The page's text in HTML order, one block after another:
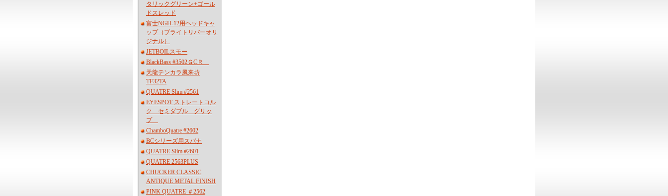
タリックグリーン+ゴール
ドスレッド
富士NGH-12用ヘッドキャ
ップ（ブライトリバーオリ
ジナル）
JETBOILスモー
BlackBass #3502ＧCＲ
天龍テンカラ風来坊
TF32TA
QUATRE Slim #2561
EYESPOT ストレートコル
ク セミダブル グリッ
プ
ChamboQuatre #2602
BCシリーズ用スパナ
QUATRE Slim #2601
QUATRE 2563PLUS
CHUCKER CLASSIC
ANTIQUE METAL FINISH
PINK QUATRE ＃2562